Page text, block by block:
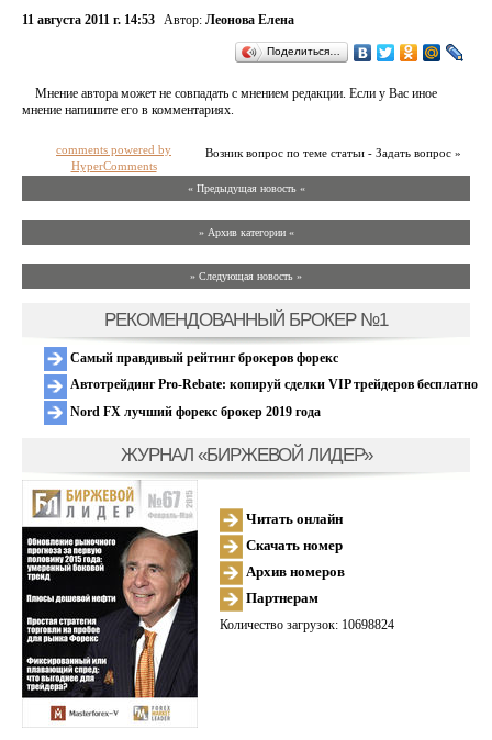
11 августа 2011 г. 14:53 Автор: Леонова Елена
Поделиться…
Мнение автора может не совпадать с мнением редакции. Если у Вас иное
мнение напишите его в комментариях.
Возник вопрос по теме статьи - Задать вопрос »
comments powered by
HyperComments
« Предыдущая новость «
» Архив категории «
» Следующая новость »
РЕКОМЕНДОВАННЫЙ БРОКЕР №1
Самый правдивый рейтинг брокеров форекс
Автотрейдинг Pro-Rebate: копируй сделки VIP трейдеров бесплатно
Nord FX лучший форекс брокер 2019 года
ЖУРНАЛ «БИРЖЕВОЙ ЛИДЕР»
Читать онлайн
Скачать номер
Архив номеров
Партнерам
Количество загрузок: 10698824